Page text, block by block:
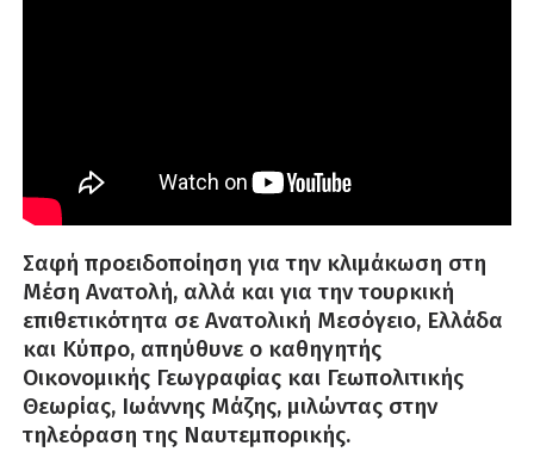
Σαφή προειδοποίηση για την κλιμάκωση στη
Μέση Ανατολή, αλλά και για την τουρκική
επιθετικότητα σε Ανατολική Μεσόγειο, Ελλάδα
και Κύπρο, απηύθυνε ο καθηγητής
Οικονομικής Γεωγραφίας και Γεωπολιτικής
Θεωρίας, Ιωάννης Μάζης, μιλώντας στην
τηλεόραση της Ναυτεμπορικής.